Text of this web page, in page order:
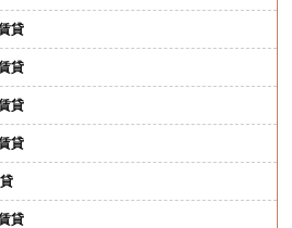
貸
貸
貸
貸
貸